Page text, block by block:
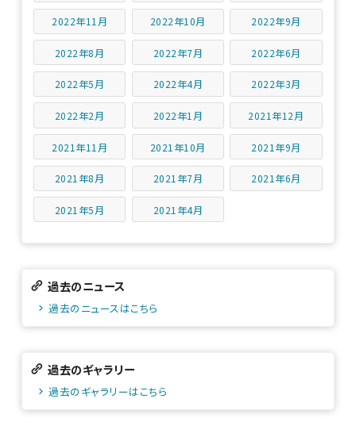
2022年11月 2022年10月 2022年9月
2022年8月 2022年7月 2022年6月
2022年5月 2022年4月 2022年3月
2022年2月 2022年1月 2021年12月
2021年11月 2021年10月 2021年9月
2021年8月 2021年7月 2021年6月
2021年5月 2021年4月
過去のニュース
過去のニュースはこちら
過去のギャラリー
過去のギャラリーはこちら